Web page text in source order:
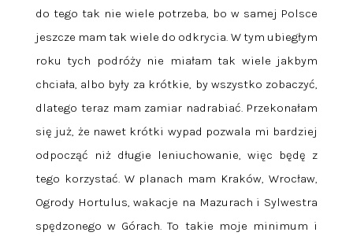
do tego tak nie wiele potrzeba, bo w samej Polsce
jeszcze mam tak wiele do odkrycia. W tym ubiegłym
roku tych podróży nie miałam tak wiele jakbym
chciała, albo były za krótkie, by wszystko zobaczyć,
dlatego teraz mam zamiar nadrabiać. Przekonałam
się już, że nawet krótki wypad pozwala mi bardziej
odpocząć niż długie leniuchowanie, więc będę z
tego korzystać. W planach mam Kraków, Wrocław,
Ogrody Hortulus, wakacje na Mazurach i Sylwestra
spędzonego w Górach. To takie moje minimum i